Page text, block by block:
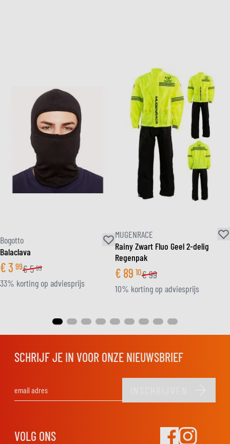
Bogotto
Balaclava
€3 99€5 99
33% korting op adviesprijs
MUGENRACE
Rainy Zwart Fluo Geel 2-delig
Regenpak
€ 89 10€99
10% korting op adviesprijs
SCHRIJF JE IN VOOR ONZE NIEUWSBRIEF
VOLG ONS